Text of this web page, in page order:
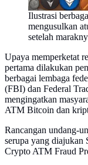
Ilustrasi
mengusulkan
setelah
Upaya memperketat
pertama dilakukan
berbagai lembaga
(FBI) dan Federal
mengingatkan
ATM Bitcoin dan
Rancangan undang-
serupa yang diajukan
Crypto ATM Fraud